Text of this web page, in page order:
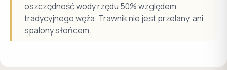
oszczędność wody rzędu 50% względem
tradycyjnego węża. Trawnik nie jest przelany, ani
spalony słońcem.